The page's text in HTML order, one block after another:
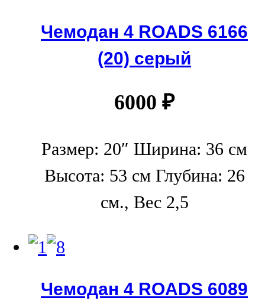
Чемодан 4 ROADS 6166
(20) серый
6000 ₽
Размер: 20″ Ширина: 36 см
Высота: 53 см Глубина: 26
см., Вес 2,5
Чемодан 4 ROADS 6089